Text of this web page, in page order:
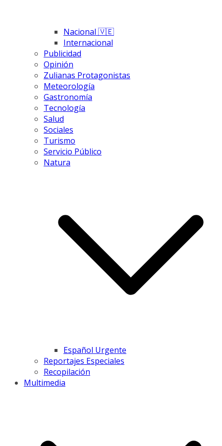
Nacional 🇻🇪
Internacional
Publicidad
Opinión
Zulianas Protagonistas
Meteorología
Gastronomía
Tecnología
Salud
Sociales
Turismo
Servicio Público
Natura
Español Urgente
Reportajes Especiales
Recopilación
Multimedia